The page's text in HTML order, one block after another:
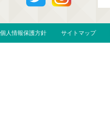
個人情報保護方針 サイトマップ